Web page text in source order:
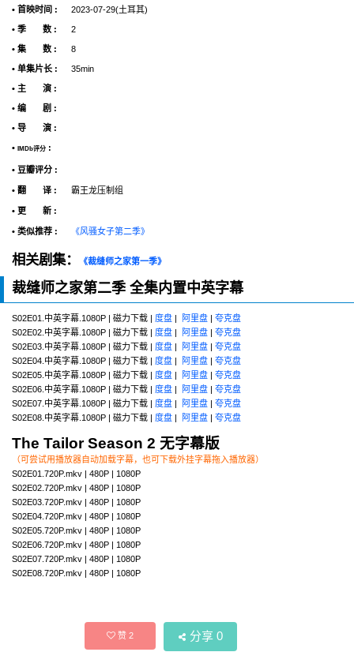
• 首映时间 : 2023-07-29(土耳其)
• 季 数 : 2
• 集 数 : 8
• 单集片长 : 35min
• 主 演 :
• 编 剧 :
• 导 演 :
• IMDb评分 :
• 豆瓣评分 :
• 翻 译 : 霸王龙压制组
• 更 新 :
• 类似推荐 : 《风骚女子第二季》
相关剧集： 《裁缝师之家第一季》
裁缝师之家第二季 全集内置中英字幕
S02E01.中英字幕.1080P | 磁力下载 | 度盘 | 阿里盘 | 夸克盘
S02E02.中英字幕.1080P | 磁力下载 | 度盘 | 阿里盘 | 夸克盘
S02E03.中英字幕.1080P | 磁力下载 | 度盘 | 阿里盘 | 夸克盘
S02E04.中英字幕.1080P | 磁力下载 | 度盘 | 阿里盘 | 夸克盘
S02E05.中英字幕.1080P | 磁力下载 | 度盘 | 阿里盘 | 夸克盘
S02E06.中英字幕.1080P | 磁力下载 | 度盘 | 阿里盘 | 夸克盘
S02E07.中英字幕.1080P | 磁力下载 | 度盘 | 阿里盘 | 夸克盘
S02E08.中英字幕.1080P | 磁力下载 | 度盘 | 阿里盘 | 夸克盘
The Tailor Season 2 无字幕版
（可尝试用播放器自动加载字幕，也可下载外挂字幕拖入播放器）
S02E01.720P.mkv | 480P | 1080P
S02E02.720P.mkv | 480P | 1080P
S02E03.720P.mkv | 480P | 1080P
S02E04.720P.mkv | 480P | 1080P
S02E05.720P.mkv | 480P | 1080P
S02E06.720P.mkv | 480P | 1080P
S02E07.720P.mkv | 480P | 1080P
S02E08.720P.mkv | 480P | 1080P
赞2 分享 0